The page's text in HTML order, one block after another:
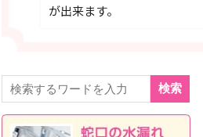
が出来ます。
検索